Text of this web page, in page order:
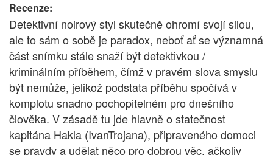
Recenze:
Detektivní noirový styl skutečně ohromí svojí silou,
ale to sám o sobě je paradox, neboť ať se významná
část snímku stále snaží být detektivkou /
kriminálním příběhem, čímž v pravém slova smyslu
být nemůže, jelikož podstata příběhu spočívá v
komplotu snadno pochopitelném pro dnešního
člověka. V zásadě tu jde hlavně o statečnost
kapitána Hakla (IvanTrojana), připraveného domoci
se pravdy a udělat něco pro dobrou věc, ačkoliv